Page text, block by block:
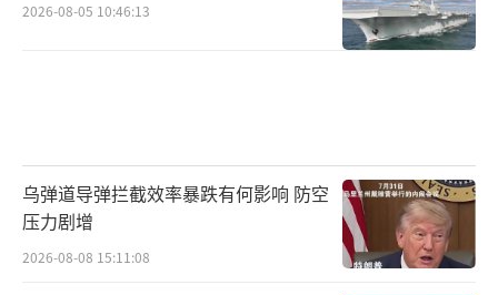
2026-08-05 10:46:13
乌弹道导弹拦截效率暴跌有何影响 防空
压力剧增
2026-08-08 15:11:08